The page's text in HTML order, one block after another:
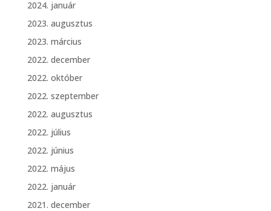
2024. január
2023. augusztus
2023. március
2022. december
2022. október
2022. szeptember
2022. augusztus
2022. július
2022. június
2022. május
2022. január
2021. december